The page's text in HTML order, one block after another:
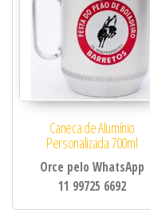
Caneca de Alumínio
Personalizada 700ml
Orce pelo WhatsApp
11 99725 6692